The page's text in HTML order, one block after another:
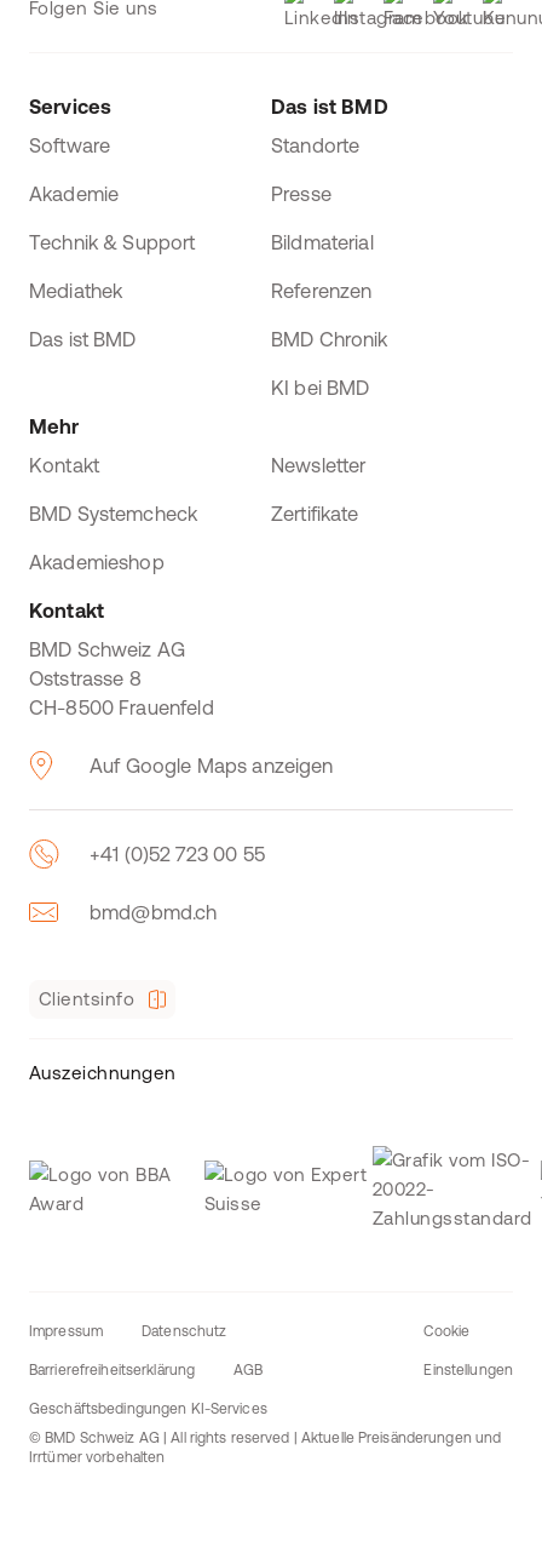
Folgen Sie uns
Services
Software
Akademie
Technik & Support
Mediathek
Das ist BMD
Das ist BMD
Standorte
Presse
Bildmaterial
Referenzen
BMD Chronik
KI bei BMD
Mehr
Kontakt
Newsletter
BMD Systemcheck Zertifikate
Akademieshop
Kontakt
BMD Schweiz AG
Oststrasse 8
CH-8500 Frauenfeld
Auf Google Maps anzeigen
+41 (0)52 723 00 55
bmd@bmd.ch
Clientsinfo
Auszeichnungen
Impressum Datenschutz
Barrierefreiheitserklärung AGB
Geschäftsbedingungen KI-Services
Cookie
Einstellungen
© BMD Schweiz AG | All rights reserved | Aktuelle Preisänderungen und
Irrtümer vorbehalten